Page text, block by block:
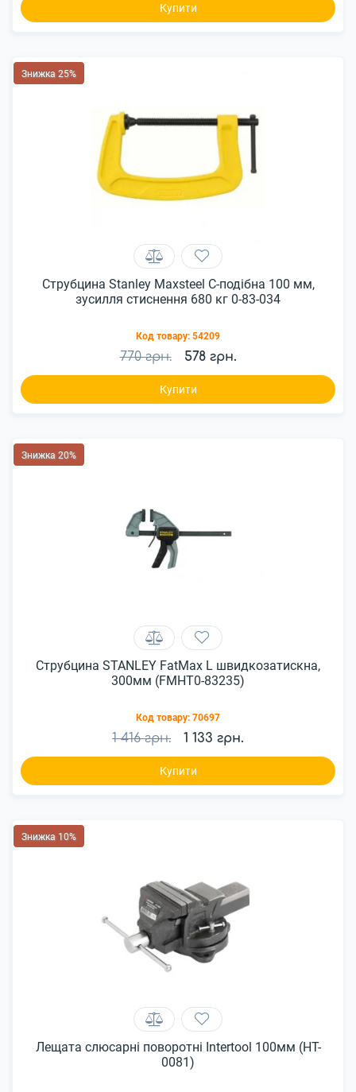
Купити
Знижка 25%
Струбцина Stanley Maxsteel С-подібна 100 мм,
зусилля стиснення 680 кг 0-83-034
Код товару: 54209
770 грн. 578 грн.
Купити
Знижка 20%
Струбцина STANLEY FatMax L швидкозатискна,
300мм (FMHT0-83235)
Код товару: 70697
1 416 грн. 1 133 грн.
Купити
Знижка 10%
Лещата слюсарні поворотні Intertool 100мм (HT-
0081)